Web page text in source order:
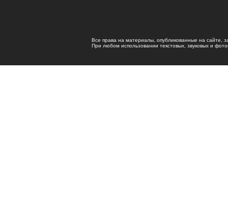
Все права на материалы, опубликованные на сайте,
При любом использовании текстовых, звуковых и